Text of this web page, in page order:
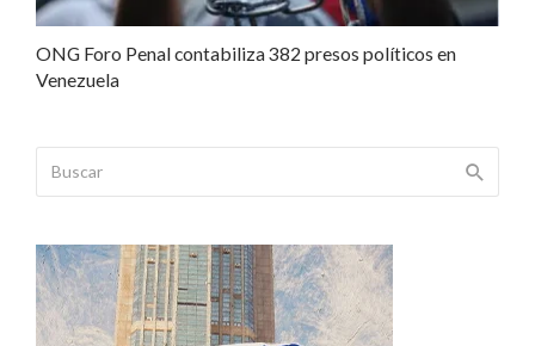
ONG Foro Penal contabiliza 382 presos políticos en
Venezuela